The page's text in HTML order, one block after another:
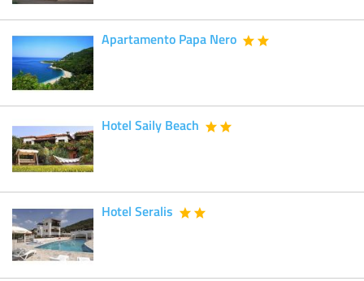
Apartamento Papa Nero
Hotel Saily Beach
Hotel Seralis